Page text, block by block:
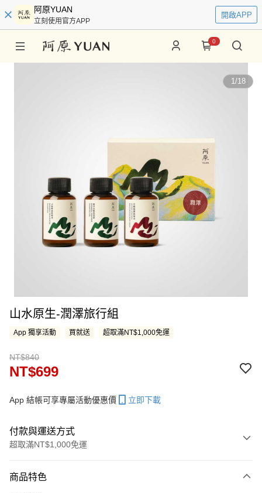
阿原YUAN
立刻使用官方APP
開啟APP
0
1/18
山水原生-潤澤旅行組
App 獨享活動 買就送 超取滿NT$1,000免運
NT$840
NT$699
App 結帳可享專屬活動優惠價 立即下載
付款與運送方式
超取滿NT$1,000免運
信用卡一次付款
商品特色